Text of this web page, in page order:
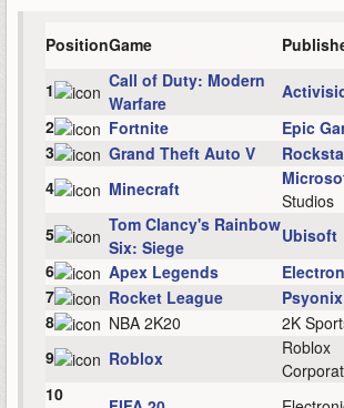
PositionGame
1
Call of Duty: Modern
Warfare
2
Fortnite Epic
3
Grand Theft Auto V
4
Minecraft
Studios
5
Tom Clancy's Rainbow
Six: Siege
Ubisoft
6
Apex Legends
7
Rocket League Psyonix
8
NBA 2K20 2K
9
Roblox
Roblox
10